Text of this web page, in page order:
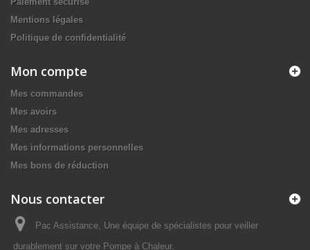
Mentions légales
Politique de confidentialité
Mon compte
Mes commandes
Mes avoirs
Mes adresses
Mes informations personnelles
Mes bons de réduction
Nous contacter
Pac Assistance, Une équipe de spécialistes pour veiller
durablement sur votre Pompe à Chaleur.